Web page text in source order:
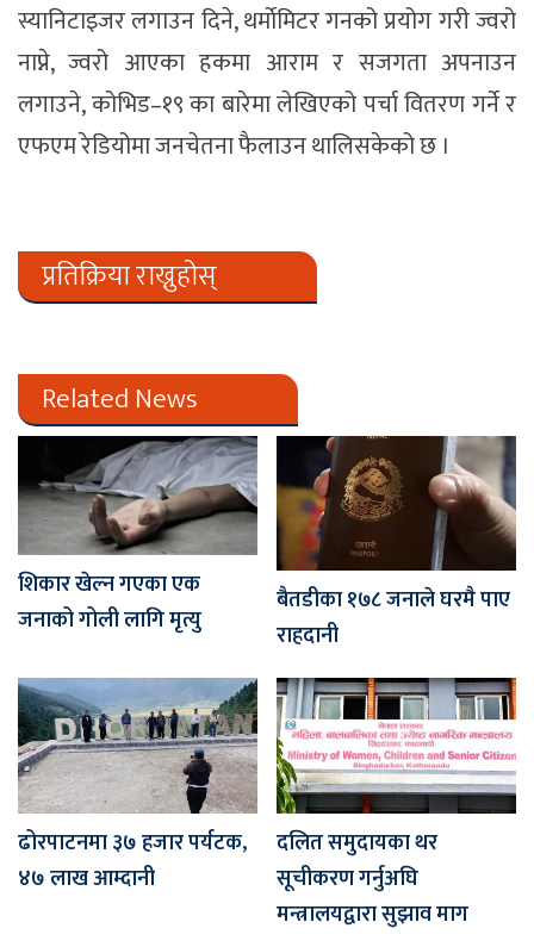
स्यानिटाइजर लगाउन दिने, थर्माेमिटर गनको प्रयोग गरी ज्वरो
नाप्ने, ज्वरो आएका हकमा आराम र सजगता अपनाउन
लगाउने, कोभिड–१९ का बारेमा लेखिएको पर्चा वितरण गर्ने र
एफएम रेडियोमा जनचेतना फैलाउन थालिसकेको छ ।
प्रतिक्रिया राख्नुहोस्
Related News
शिकार खेल्न गएका एक
जनाको गोली लागि मृत्यु
बैतडीका १७८ जनाले घरमै पाए
राहदानी
ढोरपाटनमा ३७ हजार पर्यटक,
४७ लाख आम्दानी
दलित समुदायका थर
सूचीकरण गर्नुअघि
मन्त्रालयद्वारा सुझाव माग